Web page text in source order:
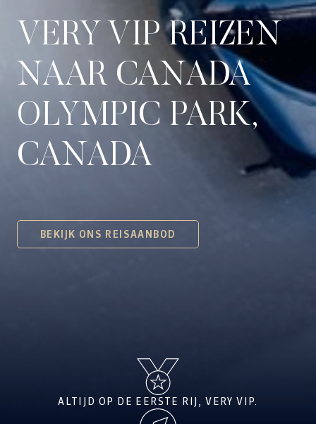
VERY VIP REIZEN
NAAR CANADA
OLYMPIC PARK,
CANADA
BEKIJK ONS REISAANBOD
ALTIJD OP DE EERSTE RIJ, VERY VIP.